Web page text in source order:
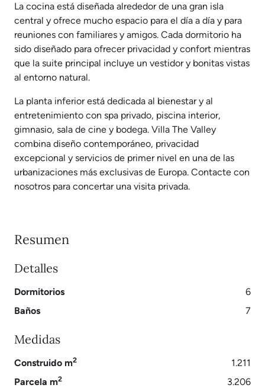
La cocina está diseñada alrededor de una gran isla
central y ofrece mucho espacio para el día a día y para
reuniones con familiares y amigos. Cada dormitorio ha
sido diseñado para ofrecer privacidad y confort mientras
que la suite principal incluye un vestidor y bonitas vistas
al entorno natural.
La planta inferior está dedicada al bienestar y al
entretenimiento con spa privado, piscina interior,
gimnasio, sala de cine y bodega. Villa The Valley
combina diseño contemporáneo, privacidad
excepcional y servicios de primer nivel en una de las
urbanizaciones más exclusivas de Europa. Contacte con
nosotros para concertar una visita privada.
Resumen
Detalles
Dormitorios
6
Baños
7
Medidas
Construido m2
1.211
Parcela m2 3.206